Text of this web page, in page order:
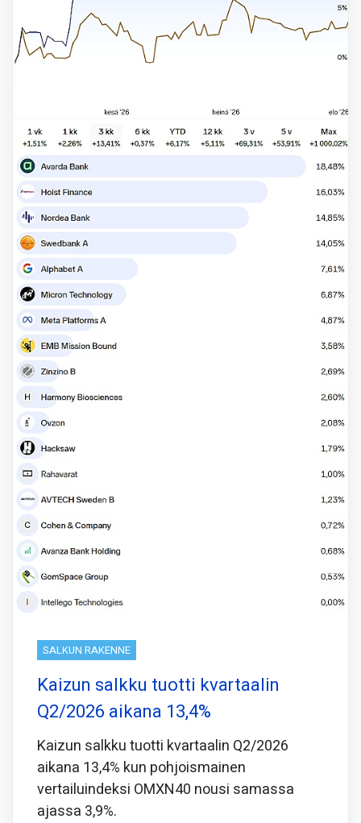
SALKUN RAKENNE
Kaizun salkku tuotti kvartaalin
Q2/2026 aikana 13,4%
Kaizun salkku tuotti kvartaalin Q2/2026
aikana 13,4% kun pohjoismainen
vertailuindeksi OMXN40 nousi samassa
ajassa 3,9%.